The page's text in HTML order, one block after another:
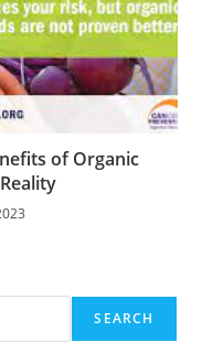
of Organic
SEARCH